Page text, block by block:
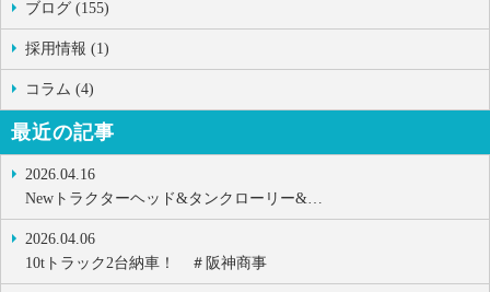
ブログ (155)
採用情報 (1)
コラム (4)
最近の記事
2026.04.16
Newトラクターヘッド&タンクローリー&…
2026.04.06
10tトラック2台納車！ ＃阪神商事